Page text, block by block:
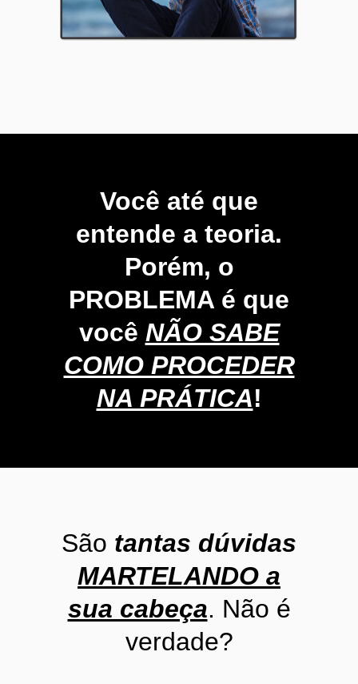
Você até que
entende a teoria.
Porém, o
PROBLEMA é que
você NÃO SABE
COMO PROCEDER
NA PRÁTICA!
São tantas dúvidas
MARTELANDO a
sua cabeça. Não é
verdade?